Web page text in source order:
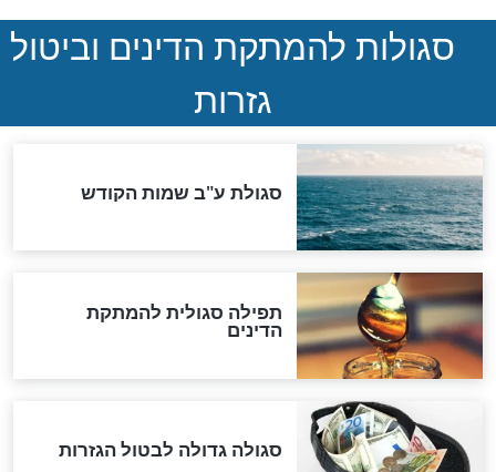
הותר לפרסום: לוחמי מילואים
נהרגו בדרום לבנון
ההסכם החשאי של טראמפ
ואיראן: בלי שקיפות ועם הרבה
סימני שאלה
המסמך האבוד שנחשף
במרתפי מוסקבה: כתב היד
הנדיר של הרשב"ם התגלה